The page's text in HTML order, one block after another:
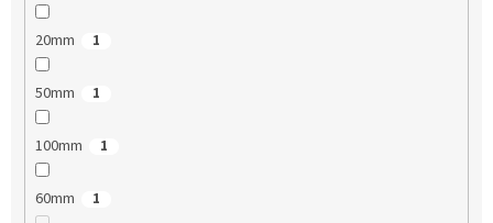
20mm 1
50mm 1
100mm 1
60mm 1